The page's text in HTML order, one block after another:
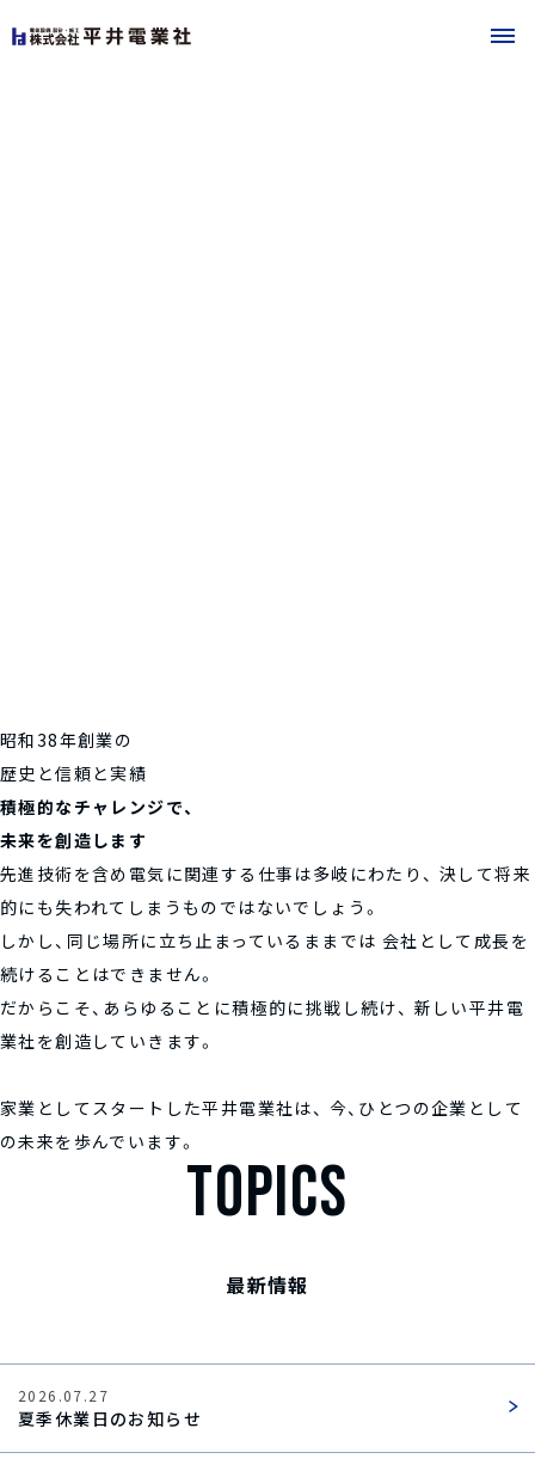
昭和38年創業の
歴史と信頼と実績
積極的なチャレンジで、
未来を創造します
先進技術を含め電気に関連する仕事は多岐にわたり、 決して将来
的にも失われてしまうものではないでしょう。
しかし、同じ場所に立ち止まっているままでは 会社として成長を
続けることはできません。
だからこそ、あらゆることに積極的に挑戦し続け、 新しい平井電
業社を創造していきます。
家業としてスタートした平井電業社は、 今、ひとつの企業として
の未来を歩んでいます。
TOPICS
最新情報
2026.07.27
夏季休業日のお知らせ